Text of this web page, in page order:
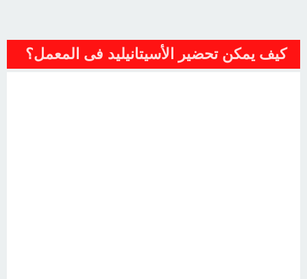
كيف يمكن تحضير الأسيتانيليد فى المعمل؟